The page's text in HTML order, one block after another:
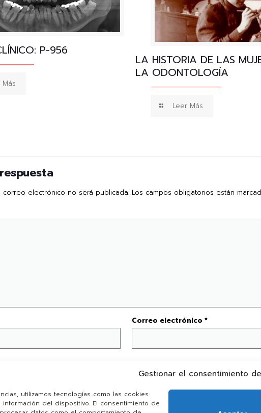
Gestionar el consentimiento
utilizamos tecnologías como las cookies
del dispositivo. El consentimiento de
P-956
Más
LA HISTORIA DE LAS
LA ODONTOLOGÍA
Leer Más
correo electrónico no será publicada. Los campos obligatorios están
Correo electrónico *
correo electrónico y web en este navegador para la próxima vez